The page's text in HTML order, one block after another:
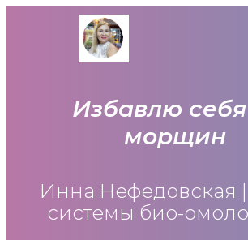
Избавлю себя
морщин
Инна Нефедовская
системы био-